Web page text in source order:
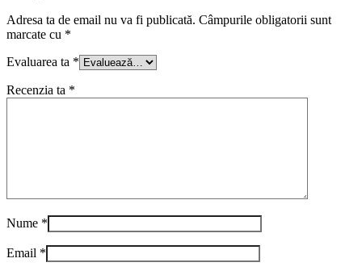
Adresa ta de email nu va fi publicată. Câmpurile obligatorii sunt
marcate cu *
Evaluarea ta *
Recenzia ta *
Nume *
Email *